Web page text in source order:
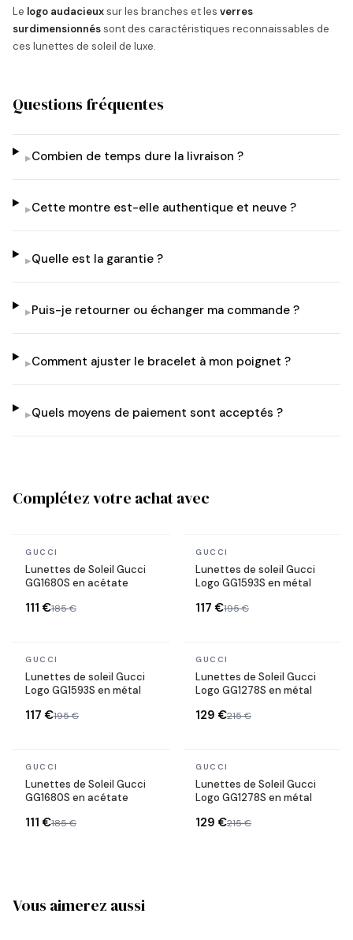
Le logo audacieuxsur les branches et les verres
surdimensionnéssont des caractéristiques reconnaissables de
ces lunettes de soleil de luxe.
Questions fréquentes
▸Combien de temps dure la livraison ?
▸Cette montre est-elle authentique et neuve ?
▸Quelle est la garantie ?
▸Puis-je retourner ou échanger ma commande ?
▸Comment ajuster le bracelet à mon poignet ?
▸Quels moyens de paiement sont acceptés ?
Complétez votre achat avec
En stock
GUCCI
Lunettes de Soleil Gucci
GG1680S en acétate
111 €185 €
En stock
GUCCI
Lunettes de soleil Gucci
Logo GG1593S en métal
117 €195 €
En stock
GUCCI
Lunettes de soleil Gucci
Logo GG1593S en métal
117 €195 €
En stock
GUCCI
Lunettes de Soleil Gucci
Logo GG1278S en métal
129 €215 €
En stock
GUCCI
Lunettes de Soleil Gucci
GG1680S en acétate
111 €185 €
En stock
GUCCI
Lunettes de Soleil Gucci
Logo GG1278S en métal
129 €215 €
Vous aimerez aussi